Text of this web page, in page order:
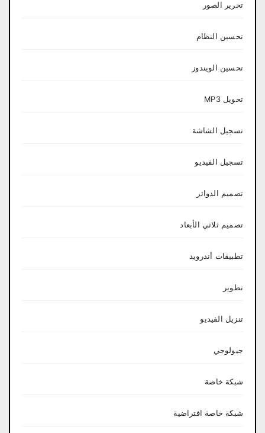
تحرير الصور
تحسين النظام
تحسين الويندوز
تحويل MP3
تسجيل الشاشة
تسجيل الفيديو
تصميم الدوائر
تصميم ثلاثي الأبعاد
تطبيقات أندرويد
تطوير
تنزيل الفيديو
جيولوجي
شبكة خاصة
شبكة خاصة افتراضية